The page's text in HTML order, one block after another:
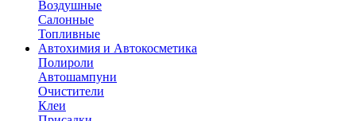
Воздушные
Салонные
Топливные
Автохимия и Автокосметика
Полироли
Автошампуни
Очистители
Клеи